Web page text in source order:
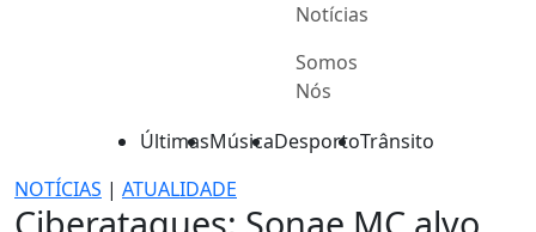
Notícias
Somos
Nós
ÚltimasMúsicaDesportoTrânsito
NOTÍCIAS | ATUALIDADE